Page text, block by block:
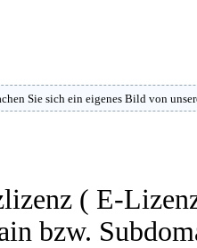
Sie sich ein eigenes Bild von
( E-
bzw.